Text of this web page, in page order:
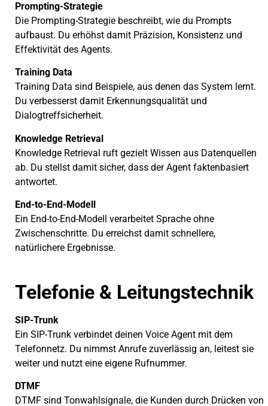
Prompting-Strategie
Die Prompting-Strategie beschreibt, wie du Prompts
aufbaust. Du erhöhst damit Präzision, Konsistenz und
Effektivität des Agents.
Training Data
Training Data sind Beispiele, aus denen das System lernt.
Du verbesserst damit Erkennungsqualität und
Dialogtreffsicherheit.
Knowledge Retrieval
Knowledge Retrieval ruft gezielt Wissen aus Datenquellen
ab. Du stellst damit sicher, dass der Agent faktenbasiert
antwortet.
End-to-End-Modell
Ein End-to-End-Modell verarbeitet Sprache ohne
Zwischenschritte. Du erreichst damit schnellere,
natürlichere Ergebnisse.
Telefonie & Leitungs­technik
SIP-Trunk
Ein SIP-Trunk verbindet deinen Voice Agent mit dem
Telefonnetz. Du nimmst Anrufe zuverlässig an, leitest sie
weiter und nutzt eine eigene Rufnummer.
DTMF
DTMF sind Tonwahlsignale, die Kunden durch Drücken von